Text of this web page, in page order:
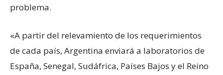
problema.
«A partir del relevamiento de los requerimientos
de cada país, Argentina enviará a laboratorios de
España, Senegal, Sudáfrica, Países Bajos y el Reino